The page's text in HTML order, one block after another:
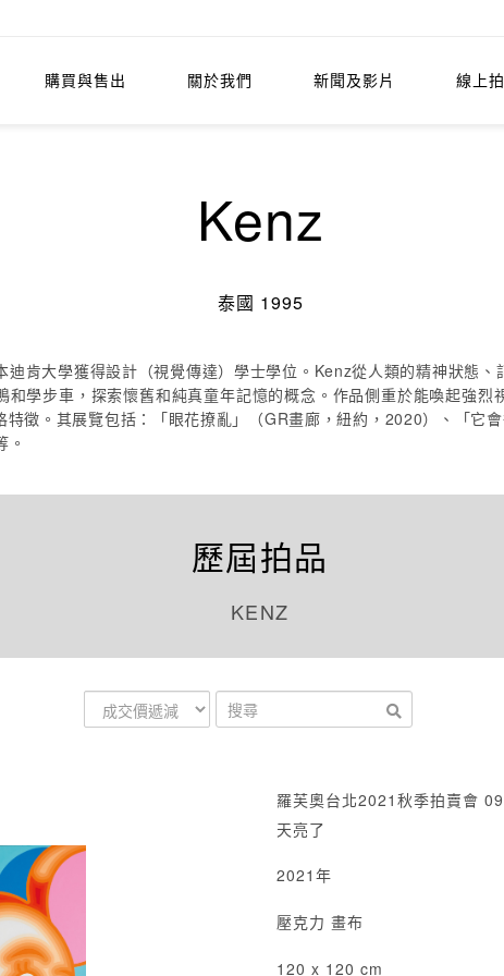
購買與售出 關於我們 新聞及影片 線上
Kenz
泰國 1995
肯大學獲得設計（視覺傳達）學士學位。Kenz從人類的精神狀態
學步車，探索懷舊和純真童年記憶的概念。作品側重於能喚起強
徵。其展覽包括：「眼花撩亂」（GR畫廊，紐約，2020）、「它
歷屆拍品
KENZ
羅芙奧台北2021秋季拍賣會
天亮了
2021年
壓克力 畫布
120 x 120 cm